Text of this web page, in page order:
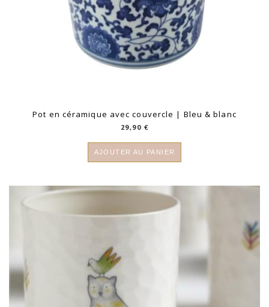
Pot en céramique avec couvercle | Bleu & blanc
29,90 €
AJOUTER AU PANIER